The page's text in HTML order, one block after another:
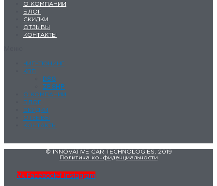
О КОМПАНИИ
БЛОГ
СКИДКИ
ОТЗЫВЫ
КОНТАКТЫ
ЧИП-ТЮНИНГ
КПП
DSG
ZF 8HP
О КОМПАНИИ
БЛОГ
СКИДКИ
ОТЗЫВЫ
КОНТАКТЫ
© INNOVATIVE CAR TECHNOLOGIES, 2019
Политика конфиденциальности
Vk Facebook-f Instagram